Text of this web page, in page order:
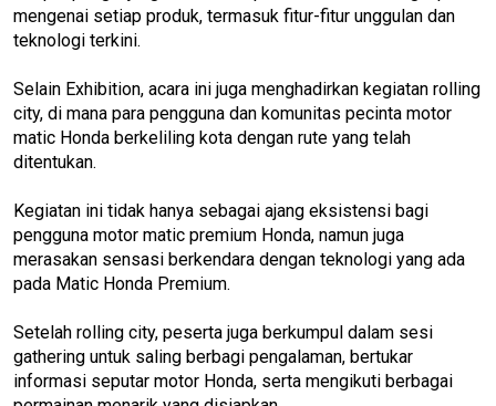
mengenai setiap produk, termasuk fitur-fitur unggulan dan
teknologi terkini.
Selain Exhibition, acara ini juga menghadirkan kegiatan rolling
city, di mana para pengguna dan komunitas pecinta motor
matic Honda berkeliling kota dengan rute yang telah
ditentukan.
Kegiatan ini tidak hanya sebagai ajang eksistensi bagi
pengguna motor matic premium Honda, namun juga
merasakan sensasi berkendara dengan teknologi yang ada
pada Matic Honda Premium.
Setelah rolling city, peserta juga berkumpul dalam sesi
gathering untuk saling berbagi pengalaman, bertukar
informasi seputar motor Honda, serta mengikuti berbagai